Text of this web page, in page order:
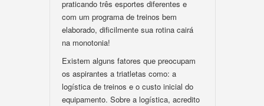
praticando três esportes diferentes e
com um programa de treinos bem
elaborado, dificilmente sua rotina cairá
na monotonia!
Existem alguns fatores que preocupam
os aspirantes a triatletas como: a
logística de treinos e o custo inicial do
equipamento. Sobre a logística, acredito